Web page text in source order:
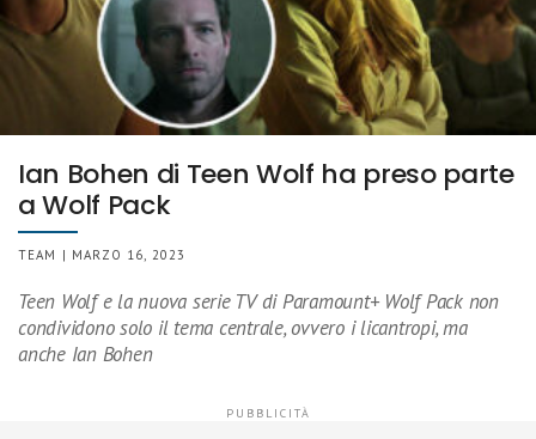
Ian Bohen di Teen Wolf ha preso parte
a Wolf Pack
TEAM | MARZO 16, 2023
Teen Wolf e la nuova serie TV di Paramount+ Wolf Pack non
condividono solo il tema centrale, ovvero i licantropi, ma
anche Ian Bohen